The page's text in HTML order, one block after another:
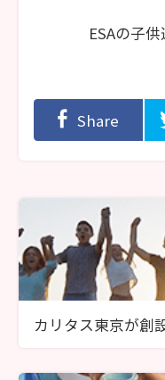
ESAの子
Share
カリタス東京が創